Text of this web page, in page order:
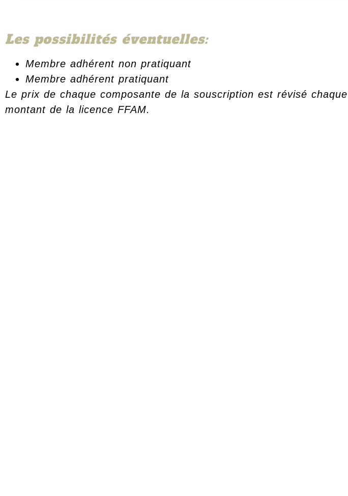
Les possibilités éventuelles:
Membre adhérent non pratiquant
Membre adhérent pratiquant
Le prix de chaque composante de la souscription est révisé
montant de la licence FFAM.